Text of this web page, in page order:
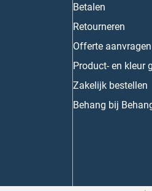
Betalen
Retourneren
Offerte aanvragen
Product- en kleur
Zakelijk bestellen
Behang bij